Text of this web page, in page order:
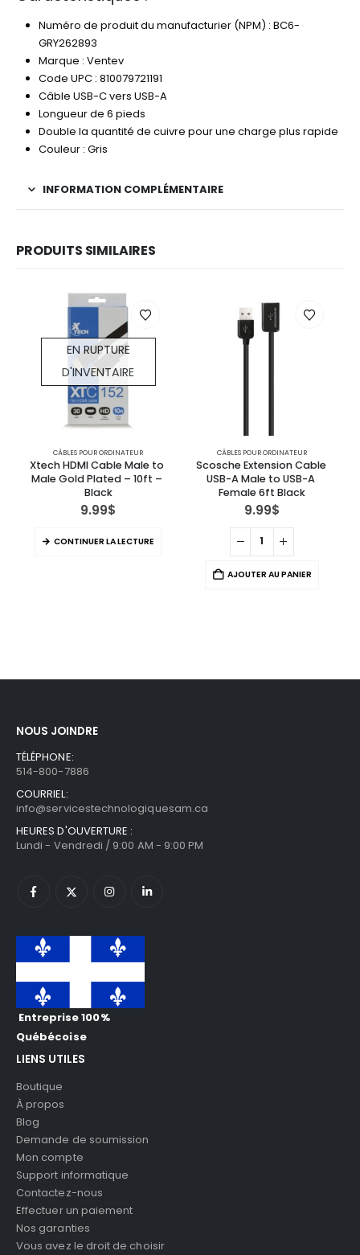
Numéro de produit du manufacturier (NPM) : BC6-
GRY262893
Marque : Ventev
Code UPC : 810079721191
Câble USB-C vers USB-A
Longueur de 6 pieds
Double la quantité de cuivre pour une charge plus rapide
Couleur : Gris
INFORMATION COMPLÉMENTAIRE
PRODUITS SIMILAIRES
EN RUPTURE
D'INVENTAIRE
CÂBLES POUR ORDINATEUR
Xtech HDMI Cable Male to
Male Gold Plated – 10ft –
Black
9.99$
CONTINUER LA LECTURE
CÂBLES POUR ORDINATEUR
Scosche Extension Cable
USB-A Male to USB-A
Female 6ft Black
9.99$
AJOUTER AU PANIER
NOUS JOINDRE
TÉLÉPHONE:
514-800-7886
COURRIEL:
info@servicestechnologiquesam.ca
HEURES D'OUVERTURE :
Lundi - Vendredi / 9:00 AM - 9:00 PM
Entreprise 100%
Québécoise
LIENS UTILES
Boutique
À propos
Blog
Demande de soumission
Mon compte
Support informatique
Contactez-nous
Effectuer un paiement
Nos garanties
Vous avez le droit de choisir